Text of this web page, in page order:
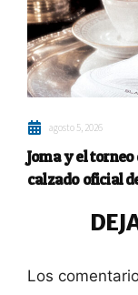
agosto 5, 2026
Joma y el
calzado oficial
Los